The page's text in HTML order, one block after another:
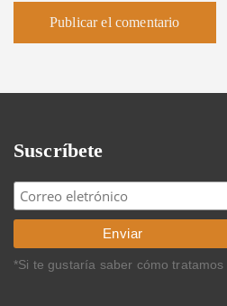
Suscríbete
*Si te gustaría saber cómo